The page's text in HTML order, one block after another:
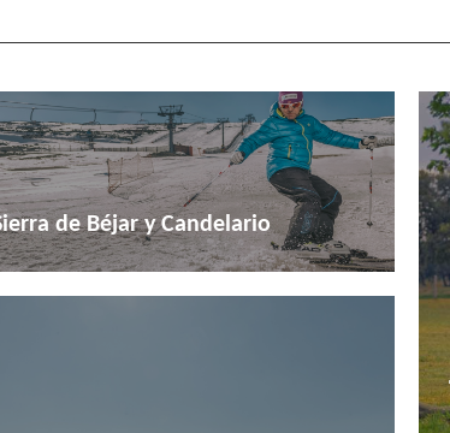
de Béjar y Candelario